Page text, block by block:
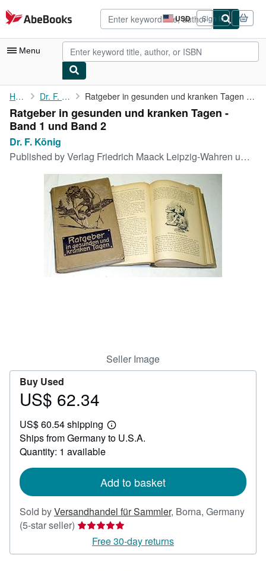
Skip to main content
AbeBooks.com USD
Site
shopping
preferences
Sign in
Menu
My Account
My Purchases
Advanced Search
Browse Collections
Art & Collectibles
Start Selling
Home Dr. F. König Ratgeber in gesunden und kranken Tagen - Band 1 und Band 2
Ratgeber in gesunden und kranken Tagen -
Band 1 und Band 2
Dr. F. König
Published byVerlag Friedrich Maack Leipzig-Wahren um 1930
Seller Image
Buy Used
Price
62.34
US$ 62.34
US$ 60.54 shipping
Learn
more
Ships from Germany to U.S.A.
Quantity: 1 available
Add to basket
Sold byVersandhandel für Sammler, Borna, Germany
(5-star seller) Seller
rating
5
Free 30-day returns